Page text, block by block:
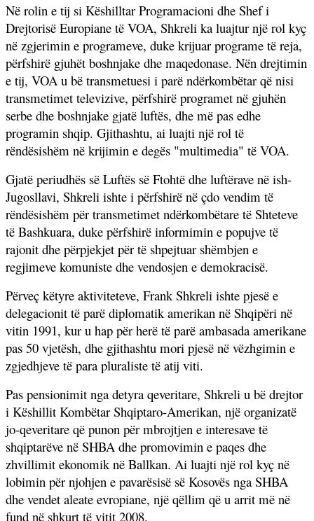
Në rolin e tij si Këshilltar Programacioni dhe Shef i
Drejtorisë Europiane të VOA, Shkreli ka luajtur një rol kyç
në zgjerimin e programeve, duke krijuar programe të reja,
përfshirë gjuhët boshnjake dhe maqedonase. Nën drejtimin
e tij, VOA u bë transmetuesi i parë ndërkombëtar që nisi
transmetimet televizive, përfshirë programet në gjuhën
serbe dhe boshnjake gjatë luftës, dhe më pas edhe
programin shqip. Gjithashtu, ai luajti një rol të
rëndësishëm në krijimin e degës "multimedia" të VOA.
Gjatë periudhës së Luftës së Ftohtë dhe luftërave në ish-
Jugosllavi, Shkreli ishte i përfshirë në çdo vendim të
rëndësishëm për transmetimet ndërkombëtare të Shteteve
të Bashkuara, duke përfshirë informimin e popujve të
rajonit dhe përpjekjet për të shpejtuar shëmbjen e
regjimeve komuniste dhe vendosjen e demokracisë.
Përveç këtyre aktiviteteve, Frank Shkreli ishte pjesë e
delegacionit të parë diplomatik amerikan në Shqipëri në
vitin 1991, kur u hap për herë të parë ambasada amerikane
pas 50 vjetësh, dhe gjithashtu mori pjesë në vëzhgimin e
zgjedhjeve të para pluraliste të atij viti.
Pas pensionimit nga detyra qeveritare, Shkreli u bë drejtor
i Këshillit Kombëtar Shqiptaro-Amerikan, një organizatë
jo-qeveritare që punon për mbrojtjen e interesave të
shqiptarëve në SHBA dhe promovimin e paqes dhe
zhvillimit ekonomik në Ballkan. Ai luajti një rol kyç në
lobimin për njohjen e pavarësisë së Kosovës nga SHBA
dhe vendet aleate evropiane, një qëllim që u arrit më në
fund në shkurt të vitit 2008.